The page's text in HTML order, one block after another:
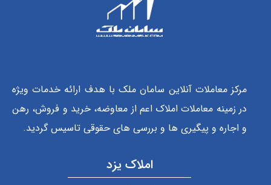
مرکز معاملات آنلاین سامان ملک با هدف ارائه خدمات ویژه
در زمینه معاملات املاک اعم از معاوضه، خرید و فروش، رهن
و اجاره و پیگیری ها و بررسی های حقوقی تاسیس گردید.
املاک یزد